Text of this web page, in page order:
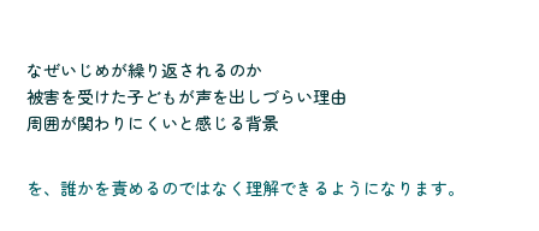
なぜいじめが繰り返されるのか
被害を受けた子どもが声を出しづらい理由
周囲が関わりにくいと感じる背景
を、誰かを責めるのではなく理解できるようになります。